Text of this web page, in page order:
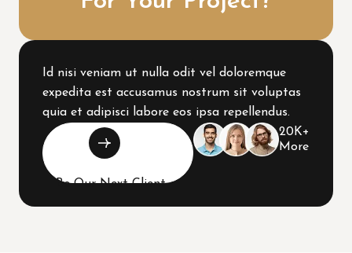
Id nisi veniam ut nulla odit vel doloremque
expedita est accusamus nostrum sit voluptas
quia et adipisci labore eos ipsa repellendus.
Be Our Next Client
20K+
More